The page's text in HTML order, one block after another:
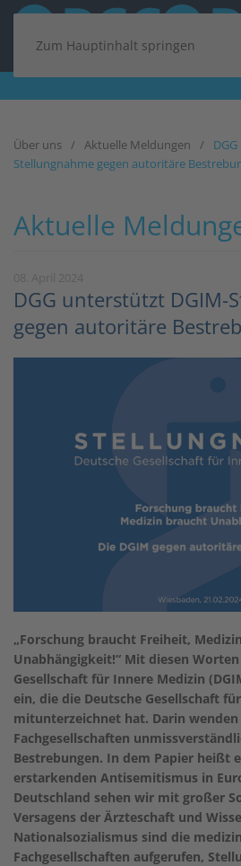
Zum Hauptinhalt springen
Über uns Aktuelle Meldungen
Stellungnahme gegen autoritäre
Aktuelle
DGG unterstützt DGIM-
gegen autoritäre
„Forschung braucht Freiheit,
Unabhängigkeit!“ Mit diesen
Gesellschaft für Innere Medizin
ein, die die Deutsche Gesellschaft
mitunterzeichnet hat. Darin
Fachgesellschaften
Bestrebungen. In dem Papier heißt
erstarkenden Antisemitismus in
Deutschland sehen wir mit großer
Versagens der Ärzteschaft und
Nationalsozialismus sind die
Fachgesellschaften aufgerufen,